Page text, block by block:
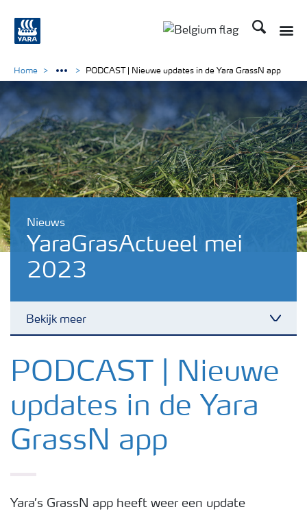
Zoek op
Nieuws
YaraGrasActueel mei
2023
Bekijk meer
Nieuwsbrieven
Gewassen
Meststoffen
Home PODCAST | Nieuwe updates in de Yara GrassN app
PODCAST | Nieuwe
updates in de Yara
GrassN app
Yara’s GrassN app heeft weer een update